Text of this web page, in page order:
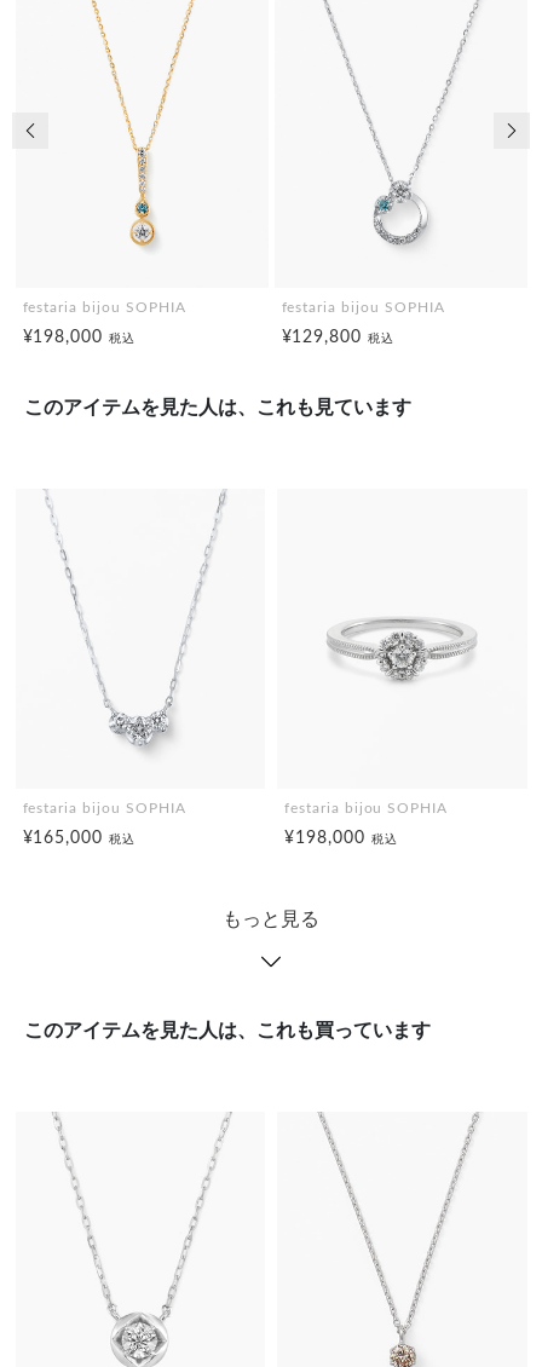
festaria bijou SOPHIA
¥198,000税込
festaria bijou SOPHIA
¥129,800税込
前の画像
このアイテムを見た人は、これも見ています
festaria bijou SOPHIA
¥165,000税込
festaria bijou SOPHIA
¥198,000 税込
もっと見る
このアイテムを見た人は、これも買っています